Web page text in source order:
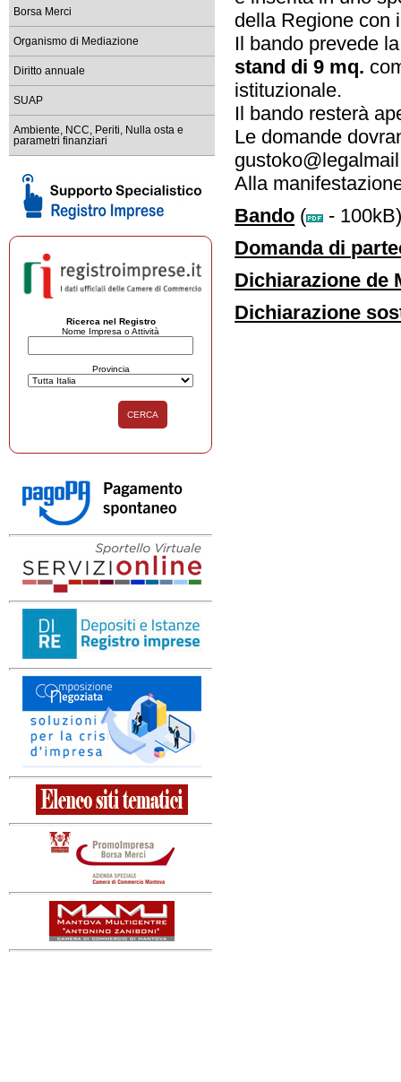
Borsa Merci
Organismo di Mediazione
Diritto annuale
SUAP
Ambiente, NCC, Periti, Nulla osta e
parametri finanziari
Ricerca nel Registro
Nome Impresa o Attività
Provincia
CERCA
Comunicati stampa ed
Resta informato sulle
Scopri l'ultimo numero di
leggilo su PC, tablet o
della Regione con
Il bando prevede
stand di 9 mq.
istituzionale.
Il bando resterà
Le domande
Alla
Bando (
-
Domanda di
Dichiarazione de
Dichiarazione